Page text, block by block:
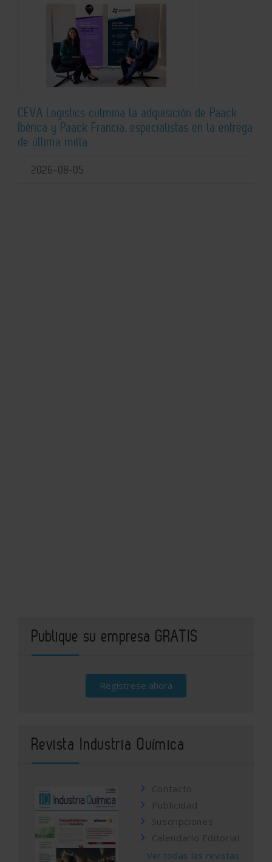
CEVA Logistics culmina la adquisición de Paack
Ibérica y Paack Francia, especialistas en la entrega
de última milla
2026-08-05
Publique su empresa GRATIS
Regístrese ahora
Revista Industria Química
Contacto
Publicidad
Suscripciones
Calendario Editorial
Ver todas las revistas